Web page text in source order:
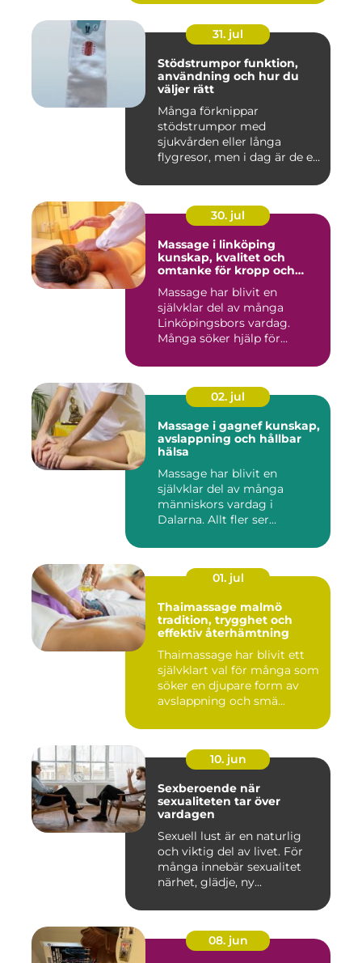
31. jul
Stödstrumpor funktion,
användning och hur du
väljer rätt
Många förknippar
stödstrumpor med
sjukvården eller långa
flygresor, men i dag är de ett
30. jul
Massage i linköping
kunskap, kvalitet och
omtanke för kropp och
Massage har blivit en
självklar del av många
Linköpingsbors vardag.
Många söker hjälp för
02. jul
Massage i gagnef kunskap,
avslappning och hållbar
hälsa
Massage har blivit en
självklar del av många
människors vardag i
Dalarna. Allt fler ser
01. jul
Thaimassage malmö
tradition, trygghet och
effektiv återhämtning
Thaimassage har blivit ett
självklart val för många som
söker en djupare form av
avslappning och smä...
10. jun
Sexberoende när
sexualiteten tar över
vardagen
Sexuell lust är en naturlig
och viktig del av livet. För
många innebär sexualitet
närhet, glädje, ny...
08. jun